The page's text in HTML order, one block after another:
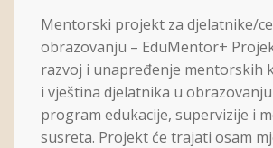
Mentorski projekt za djelatnike/
obrazovanju – EduMentor+
razvoj i unapređenje mentorskih
i vještina djelatnika u
program edukacije, supervizije i
susreta. Projekt će trajati osam